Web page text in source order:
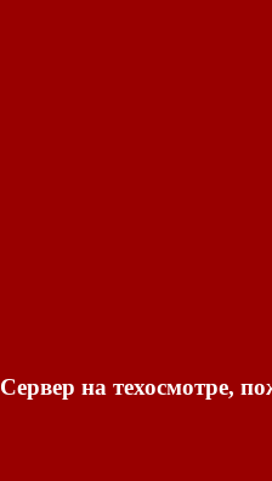
Сервер на техосмотре,